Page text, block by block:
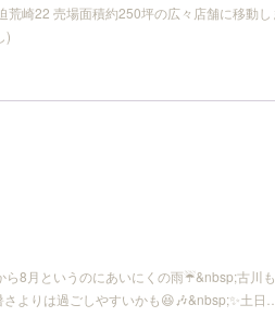
荒崎22 売場面積約250坪の広々店舗に移動
)
8月というのにあいにくの雨☔️&nbsp;古川
よりは過ごしやすいかも😆🎶&nbsp;✨土日…